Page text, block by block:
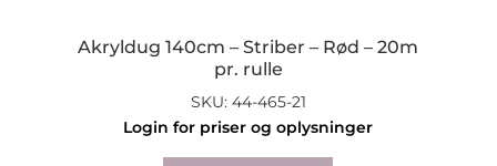
Akryldug 140cm – Striber – Rød – 20m
pr. rulle
SKU: 44-465-21
Login for priser og oplysninger